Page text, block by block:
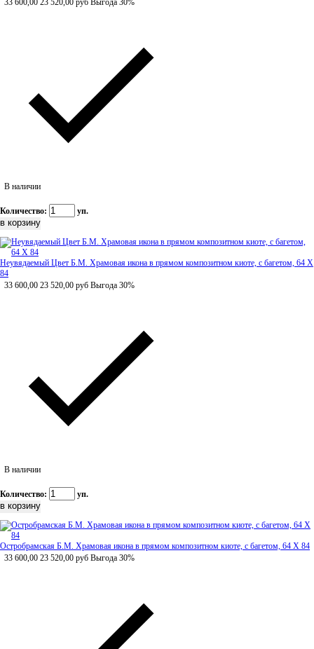
33 600,00 23 520,00 руб Выгода 30%
В наличии
Количество: уп.
Неувядаемый Цвет Б.М. Храмовая икона в прямом композитном киоте, с багетом, 64 Х
84
33 600,00 23 520,00 руб Выгода 30%
В наличии
Количество: уп.
Остробрамская Б.М. Храмовая икона в прямом композитном киоте, с багетом, 64 Х 84
33 600,00 23 520,00 руб Выгода 30%